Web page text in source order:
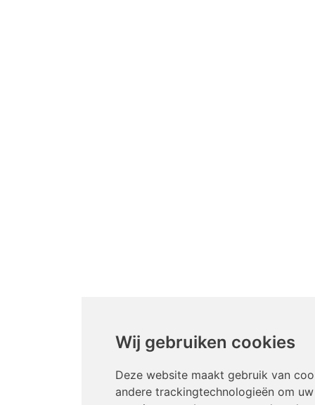
Wij gebruiken cookies
Deze website maakt gebruik van
andere trackingtechnologieën om